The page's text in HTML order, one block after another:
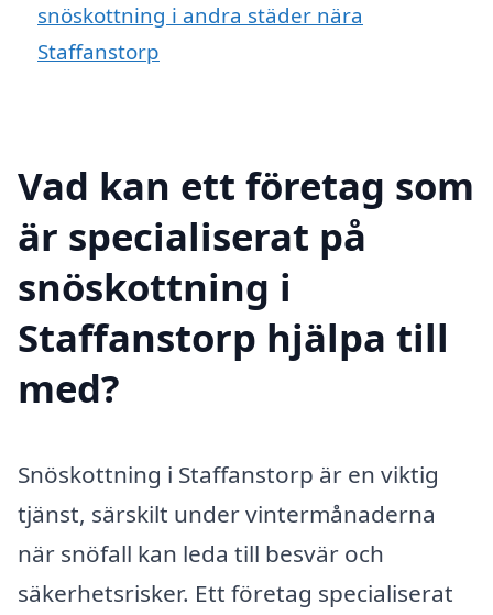
snöskottning i andra städer nära
Staffanstorp
Vad kan ett företag som
är specialiserat på
snöskottning i
Staffanstorp hjälpa till
med?
Snöskottning i Staffanstorp är en viktig
tjänst, särskilt under vintermånaderna
när snöfall kan leda till besvär och
säkerhetsrisker. Ett företag specialiserat